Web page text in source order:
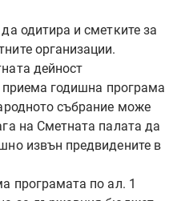
одитира и сметките за
организации.
дейност
годишна програма
събрание може
на Сметната палата да
извън предвидените в
програмата по ал. 1